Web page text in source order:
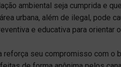
ambiental seja cumprida e
urbana, além de ilegal, pode
e educativa para orientar
reforça seu compromisso com o